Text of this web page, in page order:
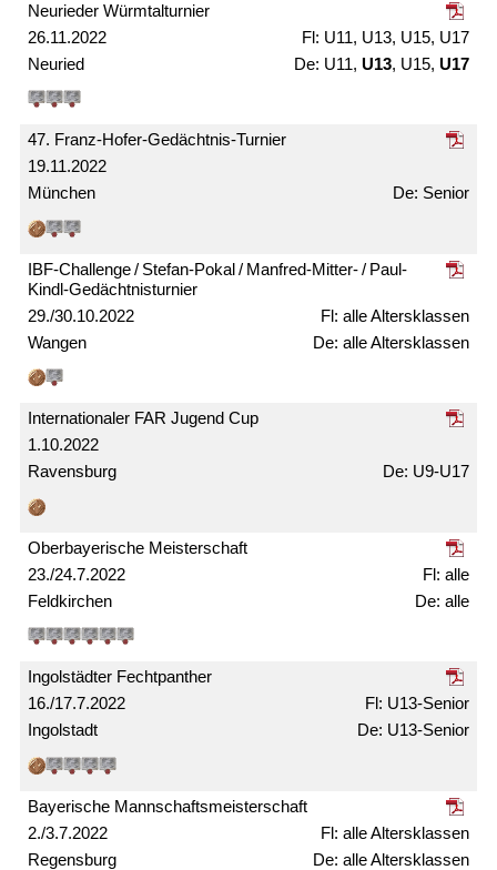
26.11.2022
Neurieder Würmtal­turnier
Neuried
U11, U13, U15, U17
U11, U13, U15, U17
19.11.2022
47. Franz-Hofer-Gedächtnis-Turnier
München Senior
29./30.10.2022
IBF-Challenge / Stefan-Pokal / Manfred-Mitter- / Paul-
Kindl-Gedächtnis­turnier
Wangen
alle Alters­klassen
alle Alters­klassen
1.10.2022
Internationaler FAR Jugend Cup
Ravensburg U9-U17
23./24.7.2022
Ober­bayerische Meister­schaft
Feldkirchen
alle
alle
16./17.7.2022
Ingolstädter Fechtpanther
Ingolstadt
U13-Senior
U13-Senior
2./3.7.2022
Bayerische Mann­schafts­meister­schaft
Regensburg
alle Alters­klassen
alle Alters­klassen